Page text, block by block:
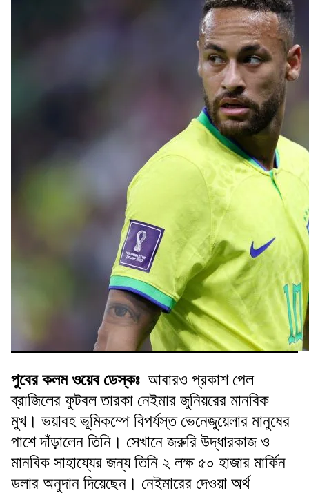
পুবের কলম ওয়েব ডেস্কঃআবারও প্রকাশ পেল
ব্রাজিলের ফুটবল তারকা নেইমার জুনিয়রের মানবিক
মুখ। ভয়াবহ ভূমিকম্পে বিপর্যস্ত ভেনেজুয়েলার মানুষের
পাশে দাঁড়ালেন তিনি। সেখানে জরুরি উদ্ধারকাজ ও
মানবিক সাহায্যের জন্য তিনি ২ লক্ষ ৫০ হাজার মার্কিন
ডলার অনুদান দিয়েছেন। নেইমারের দেওয়া অর্থ